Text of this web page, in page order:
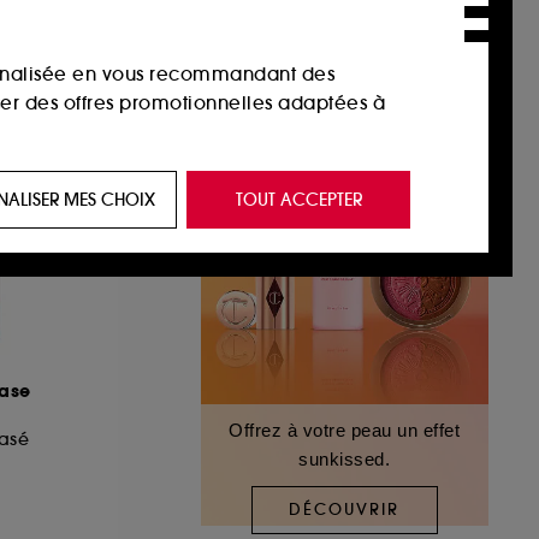
Offrez à votre peau un effet
sunkissed.
DÉCOUVRIR
en vous recommandant des
des offres promotionnelles adaptées à
vous plaire via des publicités, y compris
navigation sur notre site afin d’en
fraudes aux moyens de paiement et les
du site, tel que les cookies
d’accéder à votre compte lors
TOUT ACCEPTER
MES CHOIX